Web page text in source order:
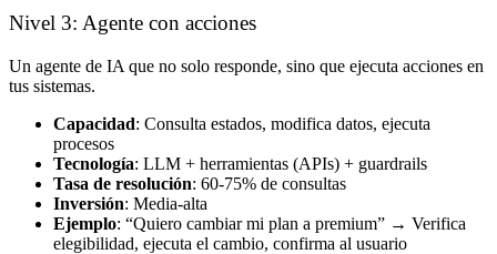
Nivel 3: Agente con acciones
Un agente de IA que no solo responde, sino que ejecuta acciones en
tus sistemas.
Capacidad: Consulta estados, modifica datos, ejecuta
procesos
Tecnología: LLM + herramientas (APIs) + guardrails
Tasa de resolución: 60-75% de consultas
Inversión: Media-alta
Ejemplo: “Quiero cambiar mi plan a premium” → Verifica
elegibilidad, ejecuta el cambio, confirma al usuario